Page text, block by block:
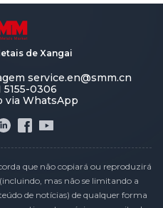
de Xangai
service.en@smm.cn
5155-0306
via WhatsApp
que não copiará ou reproduzirá
mas não se limitando a
de notícias) de qualquer forma